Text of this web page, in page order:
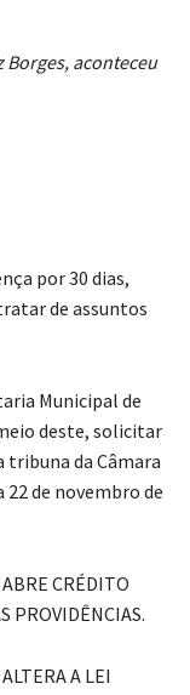
aconteceu
por 30 dias,
de assuntos
Municipal de
deste, solicitar
tribuna da Câmara
22 de novembro de
CRÉDITO
PROVIDÊNCIAS.
A LEI